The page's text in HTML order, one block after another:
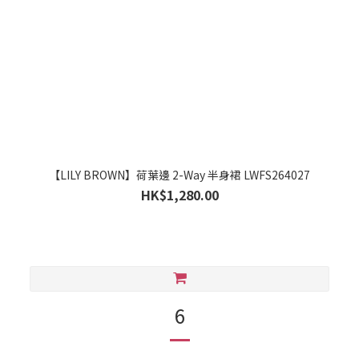
【LILY BROWN】荷葉邊 2-Way 半身裙 LWFS264027
HK$1,280.00
6